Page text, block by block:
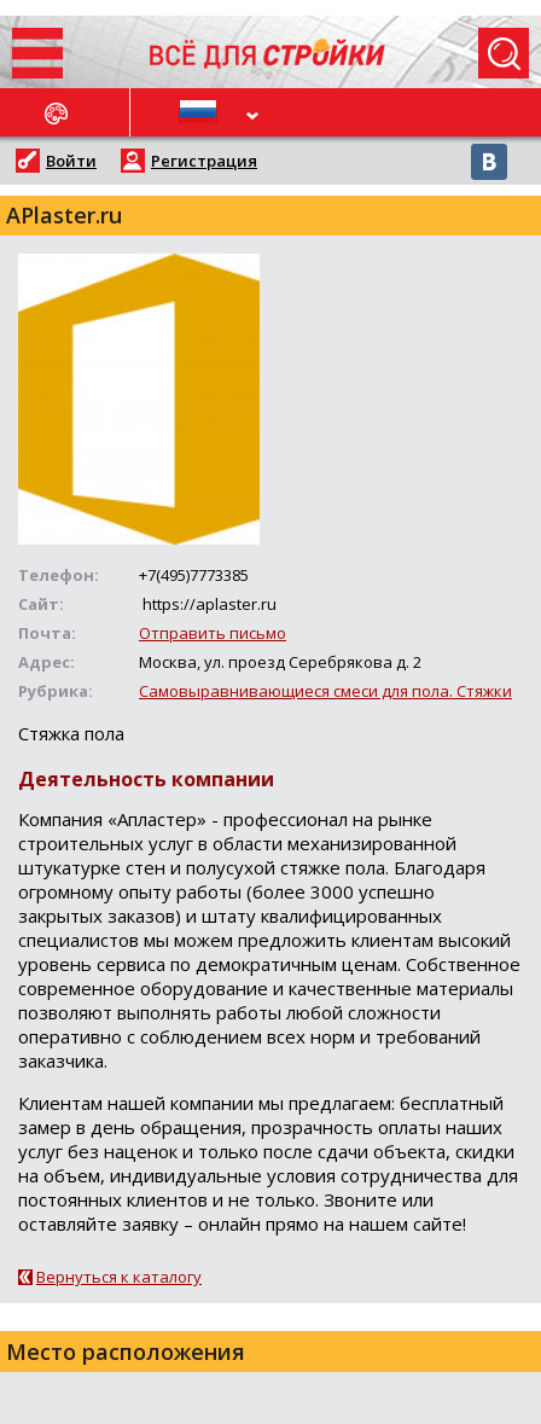
НОВОСТИ
Войти Регистрация
APlaster.ru
Телефон:
+7(495)7773385
Сайт:
https://aplaster.ru
Почта:
Отправить письмо
Адрес:
Москва, ул. проезд Серебрякова д. 2
Рубрика:
Самовыравнивающиеся смеси для пола. Стяжки
Стяжка пола
Деятельность компании
Компания «Апластер» - профессионал на рынке
строительных услуг в области механизированной
штукатурке стен и полусухой стяжке пола. Благодаря
огромному опыту работы (более 3000 успешно
закрытых заказов) и штату квалифицированных
специалистов мы можем предложить клиентам высокий
уровень сервиса по демократичным ценам. Собственное
современное оборудование и качественные материалы
позволяют выполнять работы любой сложности
оперативно с соблюдением всех норм и требований
заказчика.
Клиентам нашей компании мы предлагаем: бесплатный
замер в день обращения, прозрачность оплаты наших
услуг без наценок и только после сдачи объекта, скидки
на объем, индивидуальные условия сотрудничества для
постоянных клиентов и не только. Звоните или
оставляйте заявку – онлайн прямо на нашем сайте!
Вернуться к каталогу
Место расположения